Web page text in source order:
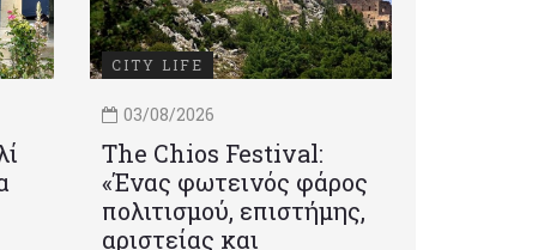
CITY LIFE
03/08/2026
Τhe Chios Festival:
«Ένας φωτεινός φάρος
πολιτισμού, επιστήμης,
αριστείας και